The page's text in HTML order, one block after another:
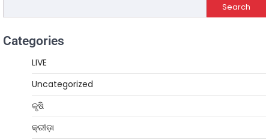
Search
Categories
LIVE
Uncategorized
କୃଷି
କ୍ରୀଡ଼ା